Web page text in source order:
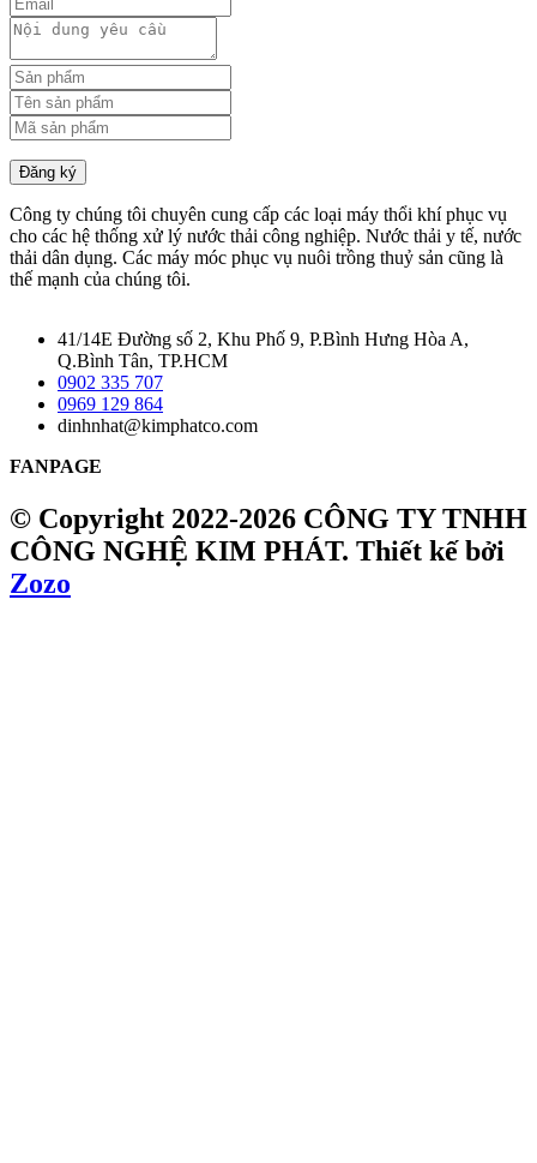
Đăng ký
Công ty chúng tôi chuyên cung cấp các loại máy thổi khí phục vụ
cho các hệ thống xử lý nước thải công nghiệp. Nước thải y tế, nước
thải dân dụng. Các máy móc phục vụ nuôi trồng thuỷ sản cũng là
thế mạnh của chúng tôi.
41/14E Đường số 2, Khu Phố 9, P.Bình Hưng Hòa A,
Q.Bình Tân, TP.HCM
0902 335 707
0969 129 864
dinhnhat@kimphatco.com
FANPAGE
© Copyright 2022-2026 CÔNG TY TNHH
CÔNG NGHỆ KIM PHÁT. Thiết kế bởi
Zozo